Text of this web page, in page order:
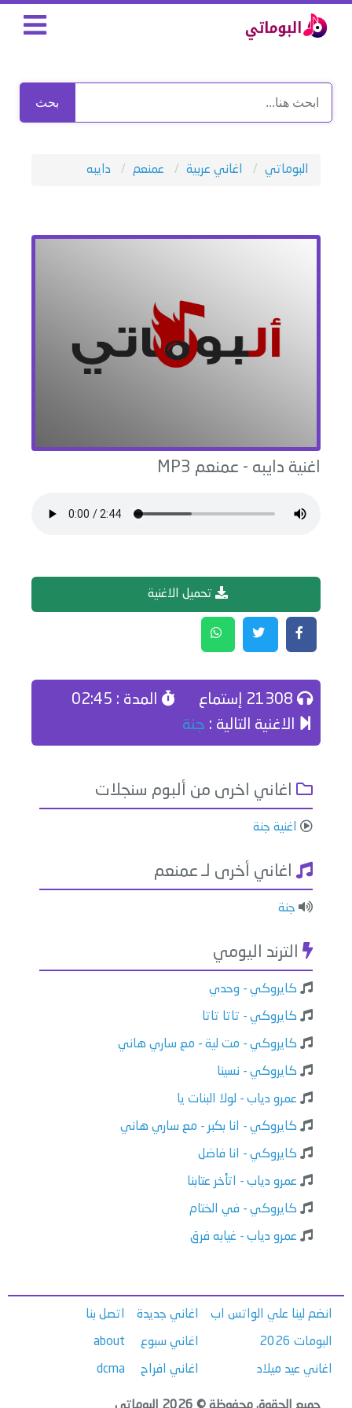
بحث
البوماتي اغاني عربية عمنعم دايبه
اغنية دايبه - عمنعم
تحميل الاغنية
المدة : 02:45
الاغنية التالية : جنة
اغاني اخرى من ألبوم سنجلات
اغنية جنة
اغاني أخرى لـ عمنعم
جنة
الترند اليومي
كايروكي - وحدي
كايروكي - تاتا تاتا
كايروكي - مت لية - مع ساري هاني
كايروكي - نسينا
عمرو دياب - لولا البنات يا
كايروكي - انا بكبر - مع ساري هاني
كايروكي - انا فاضل
عمرو دياب - اتأخر عتابنا
كايروكي - في الختام
عمرو دياب - غيابه فرق
انضم لينا علي الواتس اب
البومات 2026
اغاني عيد ميلاد
اغاني جديدة
اغاني سبوع
اغاني افراح
اتصل بنا
about
dcma
جميع الحقوق محفوظة © 2026 البوماتي